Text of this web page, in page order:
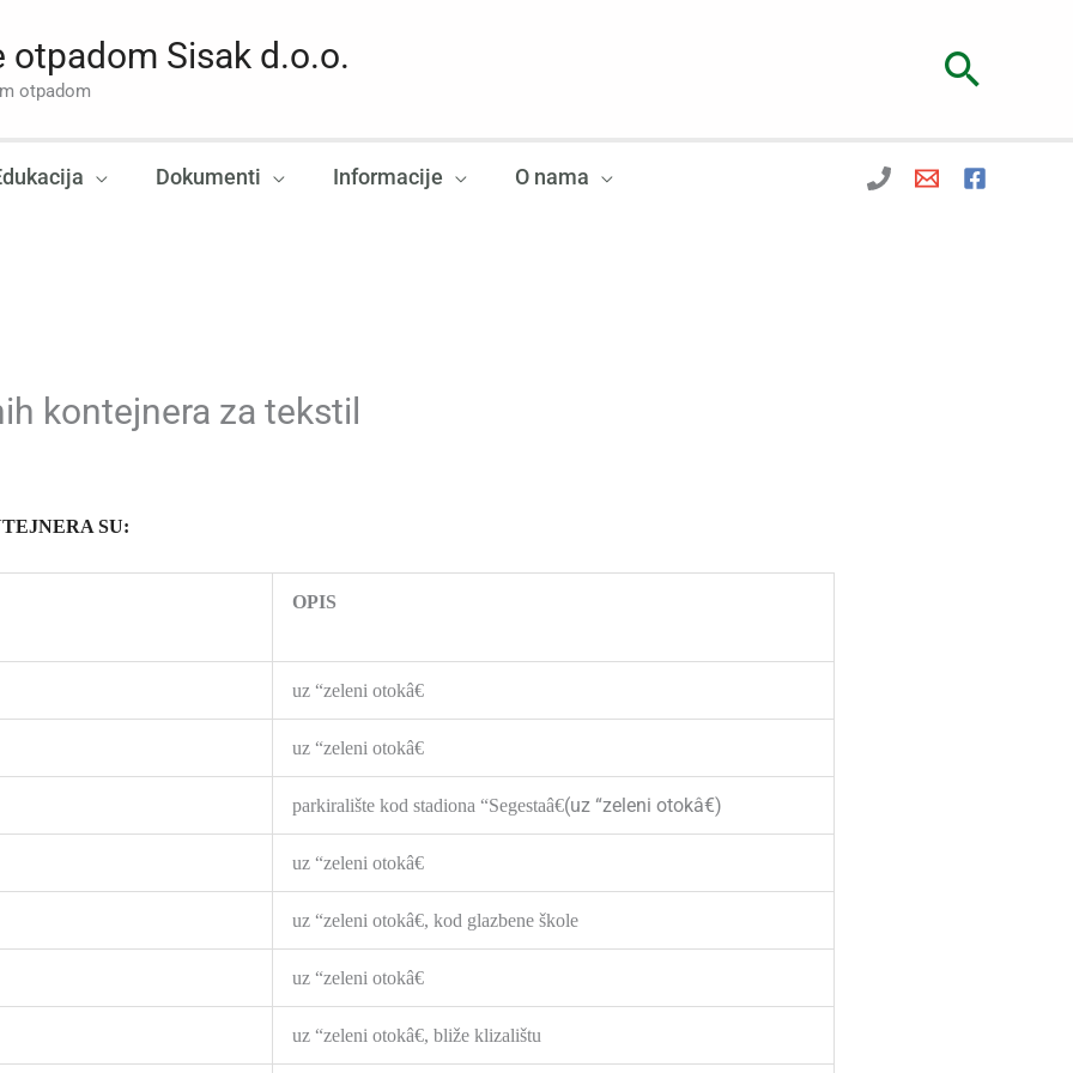
otpadom Sisak d.o.o.
otpadom
Dokumenti Informacije O nama
kontejnera za tekstil
SU:
OPIS
uz “zeleni otokâ€
uz “zeleni otokâ€
parkiralište kod stadiona “Segestaâ€(uz “zeleni otokâ€)
uz “zeleni otokâ€
uz “zeleni otokâ€, kod glazbene škole
uz “zeleni otokâ€
uz “zeleni otokâ€, bliže klizalištu